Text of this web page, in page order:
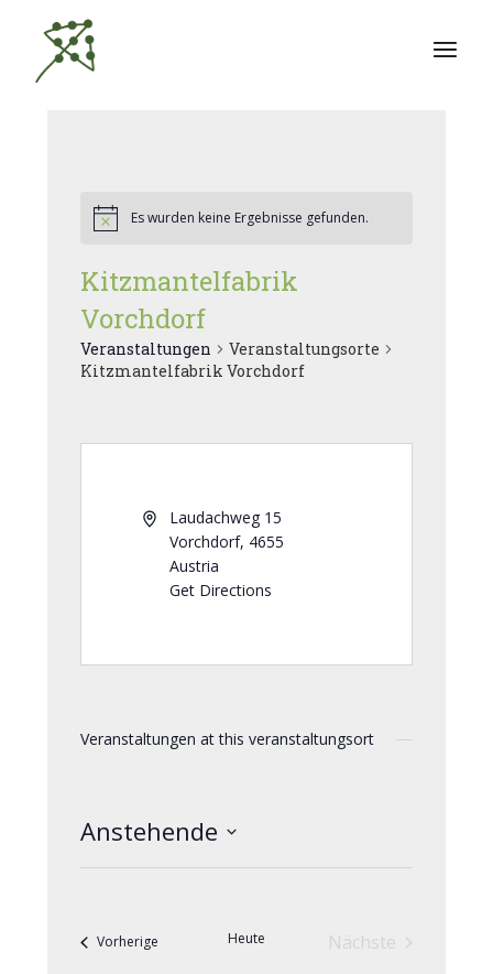
Inhalt
springen
Es wurden keine Ergebnisse gefunden.
Kitzmantelfabrik
Vorchdorf
Veranstaltungen
Veranstaltungsorte
Kitzmantelfabrik Vorchdorf
Laudachweg 15
Vorchdorf, 4655
Austria
Get Directions
Veranstaltungen at this veranstaltungsort
Anstehende
Vorherige Veranstaltungen
Heute
Nächste